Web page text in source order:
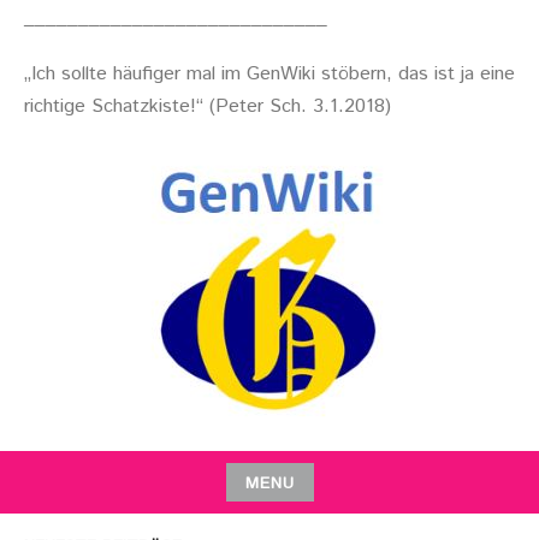
„Ich sollte häufiger mal im GenWiki stöbern, das ist ja eine
richtige Schatzkiste!“ (Peter Sch. 3.1.2018)
MENU